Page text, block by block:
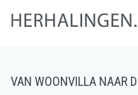
VAN WOONVILLA NAAR